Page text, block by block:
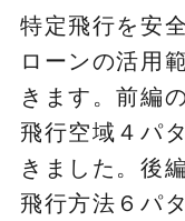
特定飛行を安
ローンの活用
きます。前編
飛行空域４パ
きました。後
飛行方法６パ